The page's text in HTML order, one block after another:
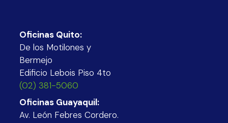
Oficinas Quito:
De los Motilones y
Bermejo
Edificio Lebois Piso 4to
(02) 381-5060
Oficinas Guayaquil:
Av. León Febres Cordero.